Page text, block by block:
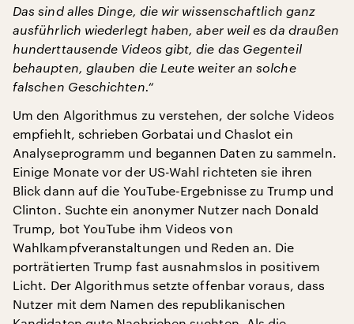
Das sind alles Dinge, die wir wissenschaftlich ganz
ausführlich wiederlegt haben, aber weil es da draußen
hunderttausende Videos gibt, die das Gegenteil
behaupten, glauben die Leute weiter an solche
falschen Geschichten.“
Um den Algorithmus zu verstehen, der solche Videos
empfiehlt, schrieben Gorbatai und Chaslot ein
Analyseprogramm und begannen Daten zu sammeln.
Einige Monate vor der US-Wahl richteten sie ihren
Blick dann auf die YouTube-Ergebnisse zu Trump und
Clinton. Suchte ein anonymer Nutzer nach Donald
Trump, bot YouTube ihm Videos von
Wahlkampfveranstaltungen und Reden an. Die
porträtierten Trump fast ausnahmslos in positivem
Licht. Der Algorithmus setzte offenbar voraus, dass
Nutzer mit dem Namen des republikanischen